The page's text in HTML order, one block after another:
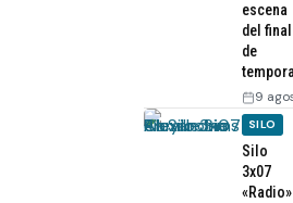
escena
del final
de
9
SILO
Silo
3x07